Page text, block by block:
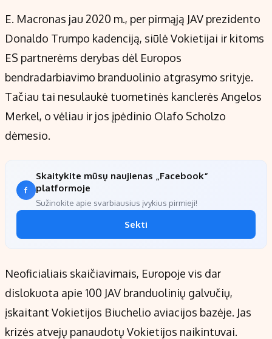
E. Macronas jau 2020 m., per pirmąją JAV prezidento
Donaldo Trumpo kadenciją, siūlė Vokietijai ir kitoms
ES partnerėms derybas dėl Europos
bendradarbiavimo branduolinio atgrasymo srityje.
Tačiau tai nesulaukė tuometinės kanclerės Angelos
Merkel, o vėliau ir jos įpėdinio Olafo Scholzo
dėmesio.
Skaitykite mūsų naujienas „Facebook“
platformoje
Sužinokite apie svarbiausius įvykius pirmieji!
Sekti
Neoficialiais skaičiavimais, Europoje vis dar
dislokuota apie 100 JAV branduolinių galvučių,
įskaitant Vokietijos Biuchelio aviacijos bazėje. Jas
krizės atvejų panaudotų Vokietijos naikintuvai.